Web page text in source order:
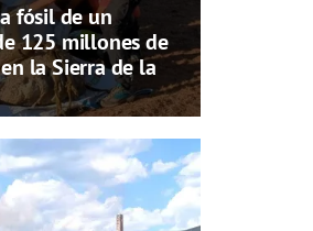
fósil de un
125 millones de
la Sierra de la